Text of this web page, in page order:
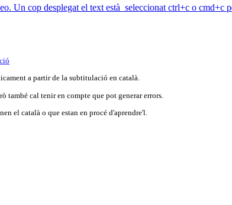
Un cop desplegat el text està seleccionat ctrl+c o cmd+c
a partir de la subtitulació en català.
cal tenir en compte que pot generar errors.
el català o que estan en procé d'aprendre'l.